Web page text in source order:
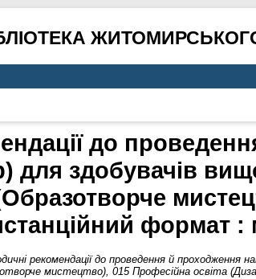
до
для здобувачів
формат :
рекомендації до проведення й проходження
мистецтво), 015 Професійна освіта